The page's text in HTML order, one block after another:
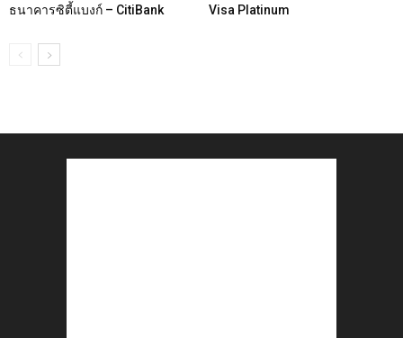
ธนาคารซิตี้แบงก์ – CitiBank
Visa Platinum